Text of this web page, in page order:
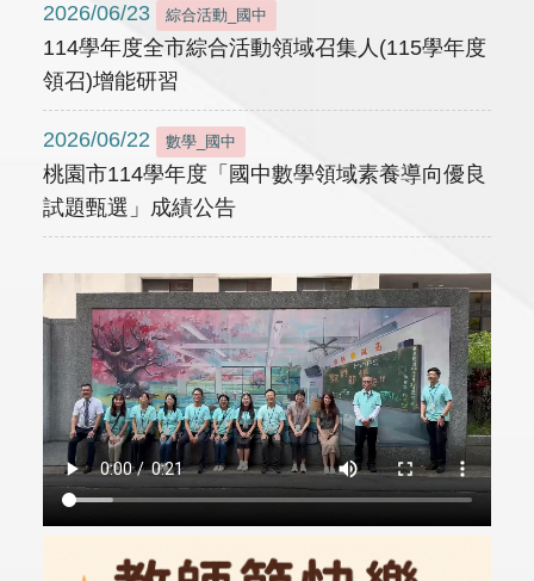
2026/06/23 綜合活動_國中
114學年度全市綜合活動領域召集人(115學年度
領召)增能研習
2026/06/22 數學_國中
桃園市114學年度「國中數學領域素養導向優良
試題甄選」成績公告